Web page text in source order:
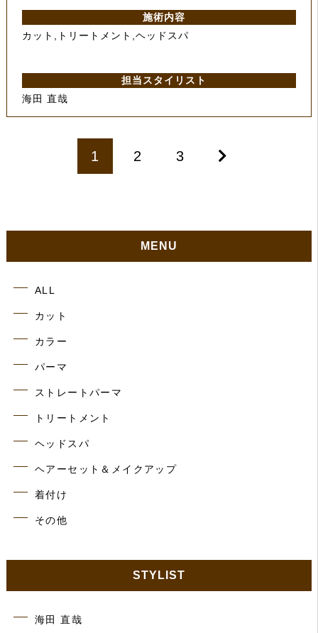
施術内容
カット,トリートメント,ヘッドスパ
担当スタイリスト
海田 直哉
1 2 3
MENU
ALL
カット
カラー
パーマ
ストレートパーマ
トリートメント
ヘッドスパ
ヘアーセット＆メイクアップ
着付け
その他
STYLIST
海田 直哉